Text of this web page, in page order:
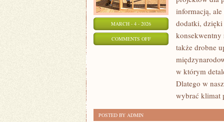
MARCH - 4 - 2026
COMMENTS OFFON
informacją,
dodatki, dzięki
konsekwentny
także drobne
w którym
Dlatego w
wybrać klimat
POSTED BY ADMIN